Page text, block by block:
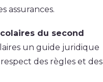
assurances.
du second
un guide juridique
des règles et des